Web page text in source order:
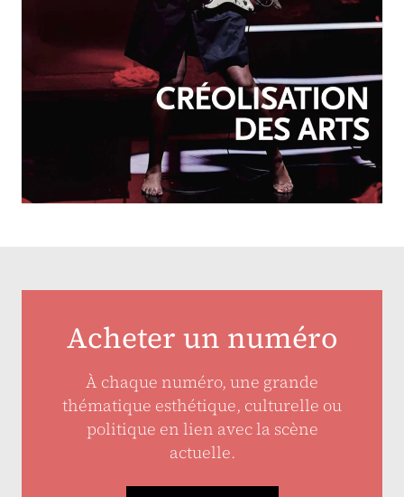
OCTOBRE-DÉCEMBRE 2025
Créolisation des arts
Acheter un numéro
À chaque numéro, une grande
thématique esthétique, culturelle ou
politique en lien avec la scène
actuelle.